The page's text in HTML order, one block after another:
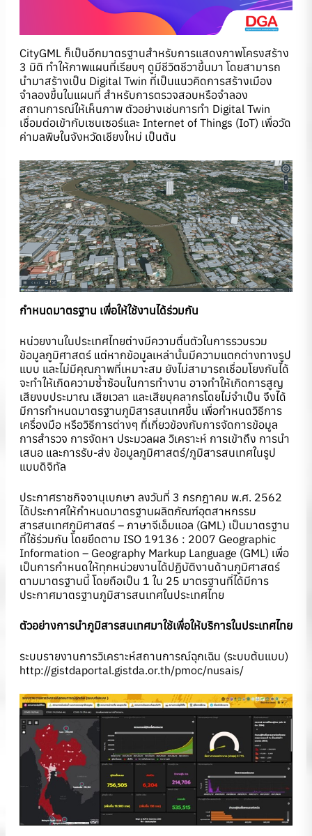
CityGML ก็เป็นอีกมาตรฐานสำหรับการแสดงภาพโครงสร้าง
3 มิติ ทำให้ภาพแผนที่เรียบๆ ดูมีชีวิตชีวาขึ้นมา โดยสามารถ
นำมาสร้างเป็น Digital Twin ที่เป็นแนวคิดการสร้างเมือง
จำลองขึ้นในแผนที่ สำหรับการตรวจสอบหรือจำลอง
สถานการณ์ให้เห็นภาพ ตัวอย่างเช่นการทำ Digital Twin
เชื่อมต่อเข้ากับเซนเซอร์และ Internet of Things (IoT) เพื่อวัด
ค่ามลพิษในจังหวัดเชียงใหม่ เป็นต้น
กำหนดมาตรฐาน เพื่อให้ใช้งานได้ร่วมกัน
หน่วยงานในประเทศไทยต่างมีความตื่นตัวในการรวบรวม
ข้อมูลภูมิศาสตร์ แต่หากข้อมูลเหล่านั้นมีความแตกต่างทางรูป
แบบ และไม่มีคุณภาพที่เหมาะสม ยังไม่สามารถเชื่อมโยงกันได้
จะทำให้เกิดความซ้ำซ้อนในการทำงาน อาจทำให้เกิดการสูญ
เสียงบประมาณ เสียเวลา และเสียบุคลากรโดยไม่จำเป็น จึงได้
มีการกำหนดมาตรฐานภูมิสารสนเทศขึ้น เพื่อกำหนดวิธีการ
เครื่องมือ หรือวิธีการต่างๆ ที่เกี่ยวข้องกับการจัดการข้อมูล
การสำรวจ การจัดหา ประมวลผล วิเคราะห์ การเข้าถึง การนำ
เสนอ และการรับ-ส่ง ข้อมูลภูมิศาสตร์/ภูมิสารสนเทศในรูป
แบบดิจิทัล
ประกาศราชกิจจานุเบกษา ลงวันที่ 3 กรกฎาคม พ.ศ. 2562
ได้ประกาศให้กำหนดมาตรฐานผลิตภัณฑ์อุตสาหกรรม
สารสนเทศภูมิศาสตร์ – ภาษาจีเอ็มแอล (GML) เป็นมาตรฐาน
ที่ใช้ร่วมกัน โดยยึดตาม ISO 19136 : 2007 Geographic
Information – Geography Markup Language (GML) เพื่อ
เป็นการกำหนดให้ทุกหน่วยงานได้ปฏิบัติงานด้านภูมิศาสตร์
ตามมาตรฐานนี้ โดยถือเป็น 1 ใน 25 มาตรฐานที่ได้มีการ
ประกาศมาตรฐานภูมิสารสนเทศในประเทศไทย
ตัวอย่างการนำภูมิสารสนเทศมาใช้เพื่อให้บริการในประเทศไทย
ระบบรายงานการวิเคราะห์สถานการณ์ฉุกเฉิน (ระบบต้นแบบ)
http://gistdaportal.gistda.or.th/pmoc/nusais/